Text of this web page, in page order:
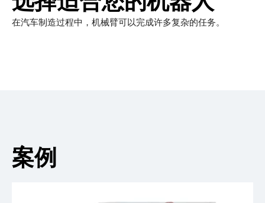
在汽车制造过程中，机械臂可以完成许多复杂的任务。
案例